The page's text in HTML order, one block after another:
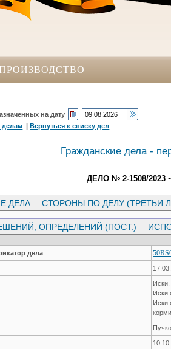
на дату
|Вернуться к списку дел
Гражданские дела -
ДЕЛО № 2-1508/2023
ДЕЛА СТОРОНЫ ПО ДЕЛУ (ТРЕТЬИ
ОПРЕДЕЛЕНИЙ (ПОСТ.)
дела
Иски
Иски